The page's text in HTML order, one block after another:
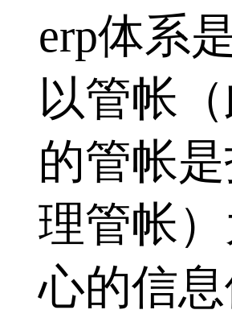
erp体系
以管帐
的管帐
理管帐
心的信